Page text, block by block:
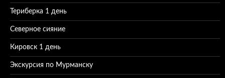
Териберка 1 день
Северное сияние
Кировск 1 день
Экскурсия по Мурманску